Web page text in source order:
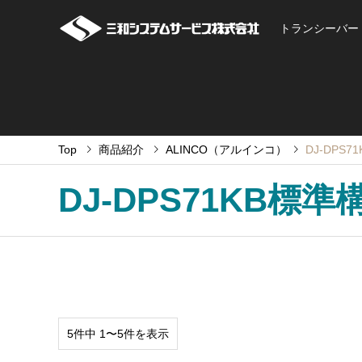
トランシーバ
Top 商品紹介 ALINCO（アルインコ） DJ-
DJ-DPS71KB標準
5件中 1〜5件を表示